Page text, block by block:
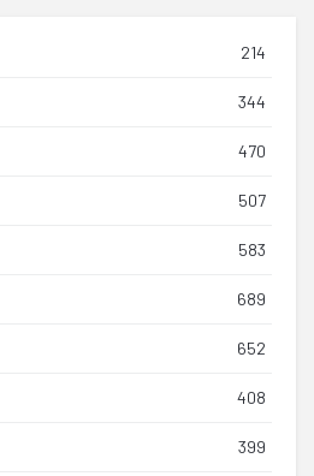
214
344
470
507
583
689
652
408
399